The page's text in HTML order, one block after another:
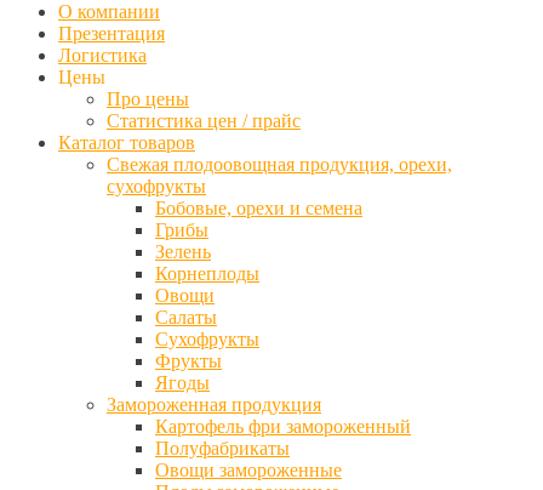
О компании
Презентация
Логистика
Цены
Про цены
Статистика цен / прайс
Каталог товаров
Свежая плодоовощная продукция, орехи,
сухофрукты
Бобовые, орехи и семена
Грибы
Зелень
Корнеплоды
Овощи
Салаты
Сухофрукты
Фрукты
Ягоды
Замороженная продукция
Картофель фри замороженный
Полуфабрикаты
Овощи замороженные